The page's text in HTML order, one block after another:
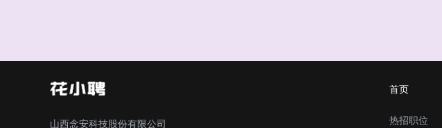
山西念安科技股份有限公司
首页
热招职位